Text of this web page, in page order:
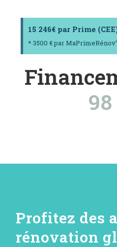
15 246€ par Prime
* 3500 € par MaPrimeRénov’
98
Profitez des
rénovation